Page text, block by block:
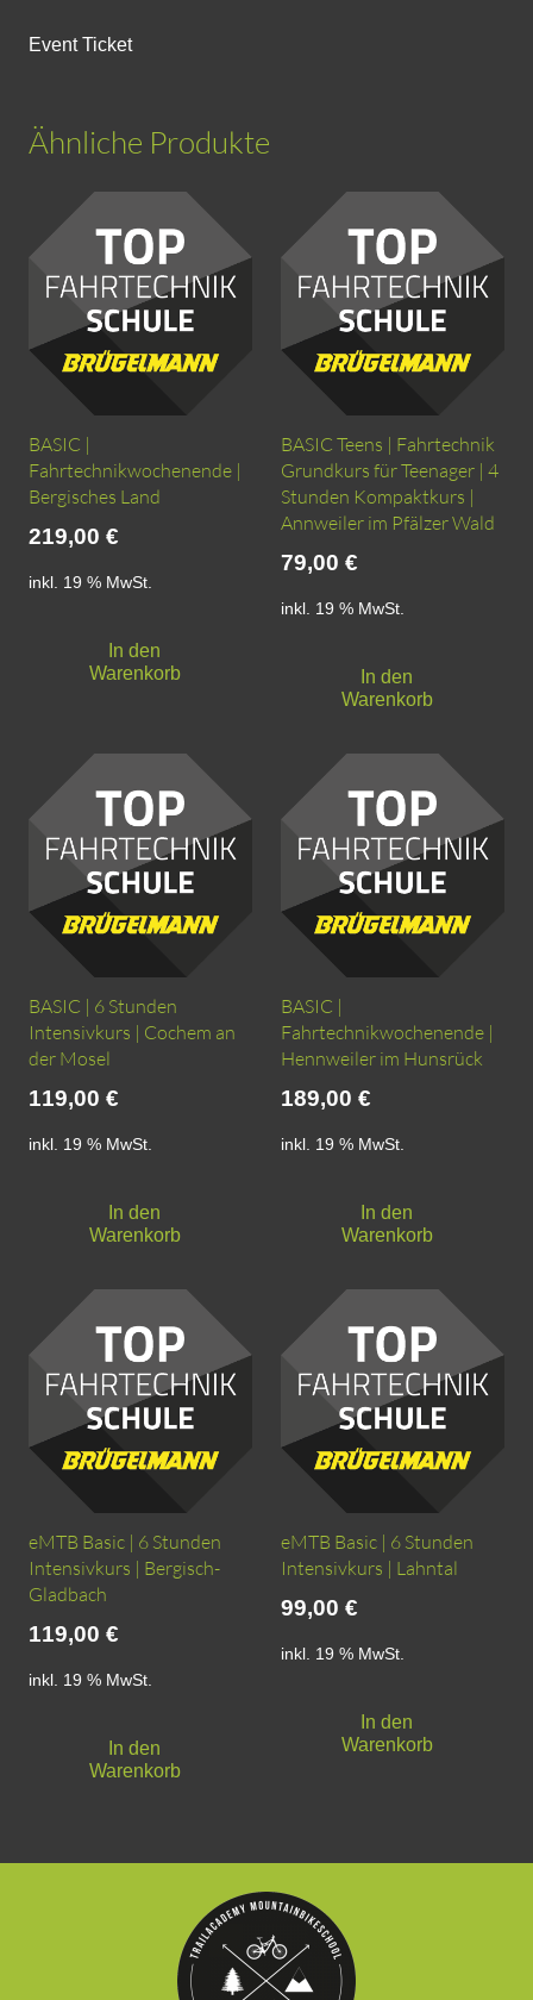
Event Ticket
Ähnliche Produkte
BASIC |
Fahrtechnikwochenende |
Bergisches Land
219,00 €
inkl. 19 % MwSt.
In den
Warenkorb
BASIC Teens | Fahrtechnik
Grundkurs für Teenager | 4
Stunden Kompaktkurs |
Annweiler im Pfälzer Wald
79,00 €
inkl. 19 % MwSt.
In den
Warenkorb
BASIC | 6 Stunden
Intensivkurs | Cochem an
der Mosel
119,00 €
inkl. 19 % MwSt.
In den
Warenkorb
BASIC |
Fahrtechnikwochenende |
Hennweiler im Hunsrück
189,00 €
inkl. 19 % MwSt.
In den
Warenkorb
eMTB Basic | 6 Stunden
Intensivkurs | Bergisch-
Gladbach
119,00 €
inkl. 19 % MwSt.
In den
Warenkorb
eMTB Basic | 6 Stunden
Intensivkurs | Lahntal
99,00 €
inkl. 19 % MwSt.
In den
Warenkorb